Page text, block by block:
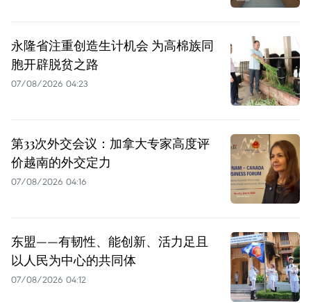
永隆省注重创造生计机会 为高棉族同
胞开辟脱贫之路
07/08/2026 04:23
第33次外交会议：加拿大专家高度评
价越南的外交定力
07/08/2026 04:16
东盟——有韧性、能创新、活力足且
以人民为中心的共同体
07/08/2026 04:12